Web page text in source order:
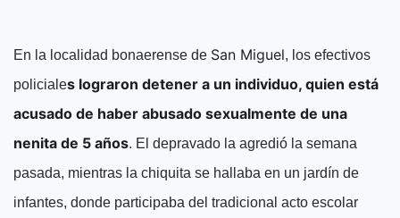
En la localidad bonaerense de San Miguel, los efectivos
policiales lograron detener a un individuo, quien está
acusado de haber abusado sexualmente de una
nenita de 5 años. El depravado la agredió la semana
pasada, mientras la chiquita se hallaba en un jardín de
infantes, donde participaba del tradicional acto escolar